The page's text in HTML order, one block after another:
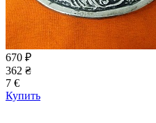
670 ₽
362 ₴
7 €
Купить